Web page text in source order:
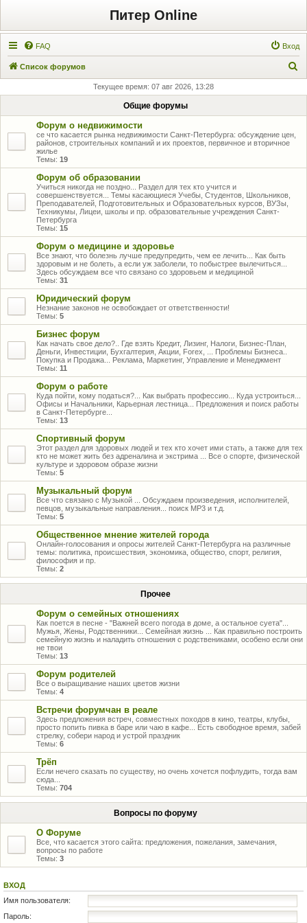
Питер Online
FAQ Вход
Список форумов
с
Текущее время: 07 авг 2026, 13:28
Общие форумы
Форум о недвижимости
се что касается рынка недвижимости Санкт-Петербурга: обсуждение цен,
районов, строительных компаний и их проектов, первичное и вторичное
жилье
Темы: 19
Форум об образовании
Учиться никогда не поздно... Раздел для тех кто учится и
совершенствуется... Темы касающиеся Учебы, Студентов, Школьников,
Преподавателей, Подготовительных и Образовательных курсов, ВУЗы,
Техникумы, Лицеи, школы и пр. образовательные учреждения Санкт-
Петербурга
Темы: 15
Форум о медицине и здоровье
Все знают, что болезнь лучше предупредить, чем ее лечить... Как быть
здоровым и не болеть, а если уж заболели, то побыстрее вылечиться...
Здесь обсуждаем все что связано со здоровьем и медициной
Темы: 31
Юридический форум
Незнание законов не освобождает от ответственности!
Темы: 5
Бизнес форум
Как начать свое дело?.. Где взять Кредит, Лизинг, Налоги, Бизнес-План,
Деньги, Инвестиции, Бухгалтерия, Акции, Forex, ... Проблемы Бизнеса..
Покупка и Продажа... Реклама, Маркетинг, Управление и Менеджмент
Темы: 11
Форум о работе
Куда пойти, кому податься?... Как выбрать профессию... Куда устроиться...
Офисы и Начальники, Карьерная лестница... Предложения и поиск работы
в Санкт-Петербурге...
Темы: 13
Спортивный форум
Этот раздел для здоровых людей и тех кто хочет ими стать, а также для тех
кто не может жить без адреналина и экстрима ... Все о спорте, физической
культуре и здоровом образе жизни
Темы: 5
Музыкальный форум
Все что связано с Музыкой ... Обсуждаем произведения, исполнителей,
певцов, музыкальные направления... поиск MP3 и т.д.
Темы: 5
Общественное мнение жителей города
Онлайн-голосования и опросы жителей Санкт-Петербурга на различные
темы: политика, происшествия, экономика, общество, спорт, религия,
философия и пр.
Темы: 2
Прочее
Форум о семейных отношениях
Как поется в песне - "Важней всего погода в доме, а остальное суета"...
Мужья, Жены, Родственники... Семейная жизнь ... Как правильно построить
семейную жизнь и наладить отношения с родствениками, особено если они
не твои
Темы: 13
Форум родителей
Все о выращивание наших цветов жизни
Темы: 4
Встречи форумчан в реале
Здесь предложения встреч, совместных походов в кино, театры, клубы,
просто попить пивка в баре или чаю в кафе... Есть свободное время, забей
стрелку, собери народ и устрой праздник
Темы: 6
Трёп
Если нечего сказать по существу, но очень хочется пофлудить, тогда вам
сюда...
Темы: 704
Вопросы по форуму
О Форуме
Все, что касается этого сайта: предложения, пожелания, замечания,
вопросы по работе
Темы: 3
ВХОД
Имя пользователя:
Пароль: